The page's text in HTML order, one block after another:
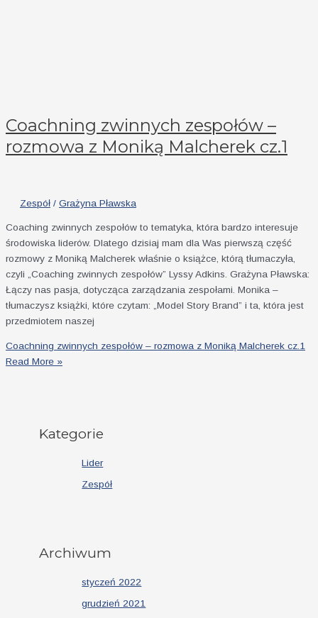
Coachning zwinnych zespołów –
rozmowa z Moniką Malcherek cz.1
Zespół / Grażyna Pławska
Coaching zwinnych zespołów to tematyka, która bardzo interesuje
środowiska liderów. Dlatego dzisiaj mam dla Was pierwszą część
rozmowy z Moniką Malcherek właśnie o książce, którą tłumaczyła,
czyli „Coaching zwinnych zespołów” Lyssy Adkins. Grażyna Pławska:
Łączy nas pasja, dotycząca zarządzania zespołami. Monika –
tłumaczysz książki, które czytam: „Model Story Brand” i ta, która jest
przedmiotem naszej
Coachning zwinnych zespołów – rozmowa z Moniką Malcherek cz.1
Read More »
Kategorie
Lider
Zespół
Archiwum
styczeń 2022
grudzień 2021